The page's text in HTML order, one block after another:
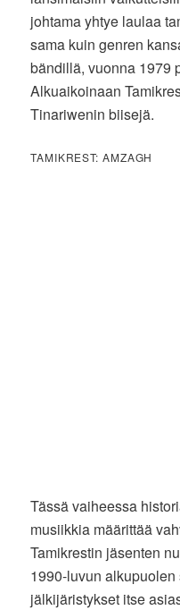
johtama yhtye laulaa
sama kuin genren
bändillä, vuonna 1979
Alkuaikoinaan
Tinariwenin biisejä.
TAMIKREST: AMZAGH
Tässä vaiheessa
musiikkia määrittää
Tamikrestin jäsenten
1990-luvun
jälkijäristykset itse